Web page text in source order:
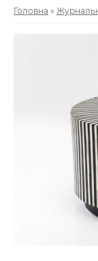
Головна »